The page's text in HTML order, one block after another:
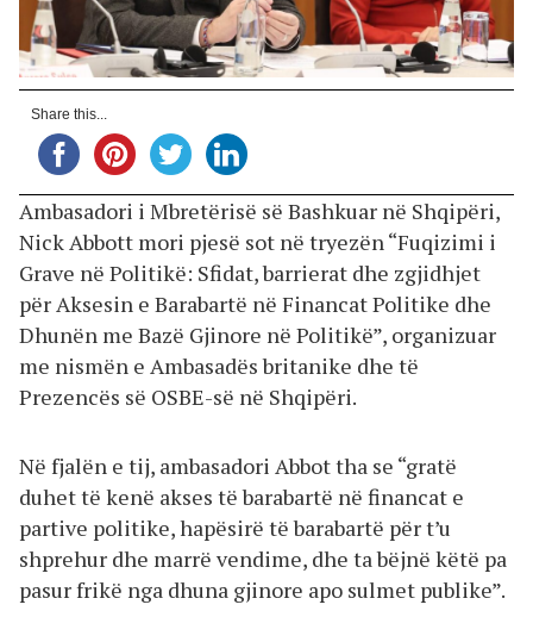
Share this...
Ambasadori i Mbretërisë së Bashkuar në Shqipëri,
Nick Abbott mori pjesë sot në tryezën “Fuqizimi i
Grave në Politikë: Sfidat, barrierat dhe zgjidhjet
për Aksesin e Barabartë në Financat Politike dhe
Dhunën me Bazë Gjinore në Politikë”, organizuar
me nismën e Ambasadës britanike dhe të
Prezencës së OSBE-së në Shqipëri.
Në fjalën e tij, ambasadori Abbot tha se “gratë
duhet të kenë akses të barabartë në financat e
partive politike, hapësirë të barabartë për t’u
shprehur dhe marrë vendime, dhe ta bëjnë këtë pa
pasur frikë nga dhuna gjinore apo sulmet publike”.